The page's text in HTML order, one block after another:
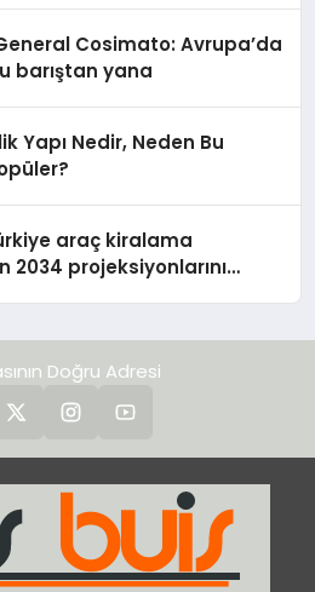
Cosimato: Avrupa’da
barıştan yana
Yapı Nedir, Neden Bu
araç kiralama
2034 projeksiyonlarını
Doğru Adresi